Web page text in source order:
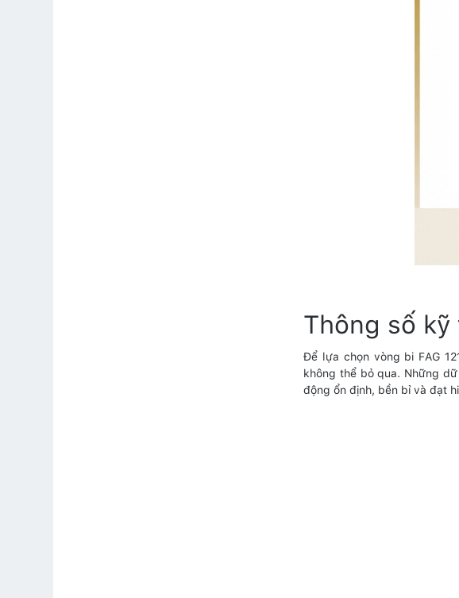
Thông số kỹ
Để lựa chọn vòng bi FAG
không thể bỏ qua. Những
động ổn định, bền bỉ và đạt